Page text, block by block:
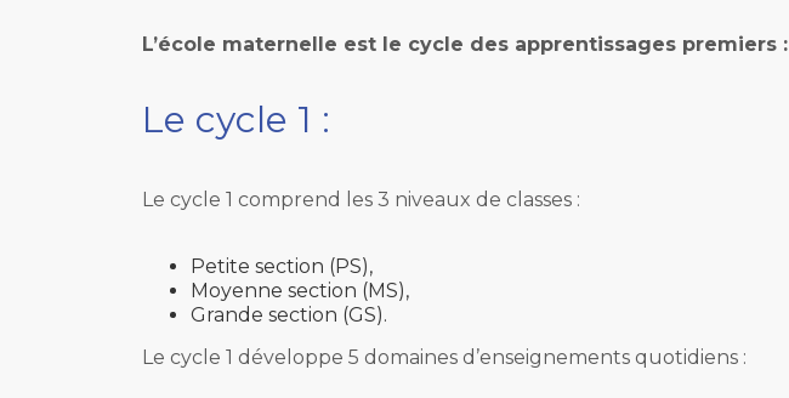
L’école maternelle est le cycle des apprentissages premiers :
Le cycle 1 :
Le cycle 1 comprend les 3 niveaux de classes :
Petite section (PS),
Moyenne section (MS),
Grande section (GS).
Le cycle 1 développe 5 domaines d’enseignements quotidiens :